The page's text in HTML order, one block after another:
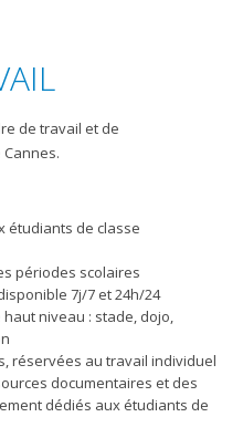
de travail et de
étudiants de classe
périodes scolaires
7j/7 et 24h/24
niveau : stade, dojo,
réservées au travail individuel
documentaires et des
dédiés aux étudiants de